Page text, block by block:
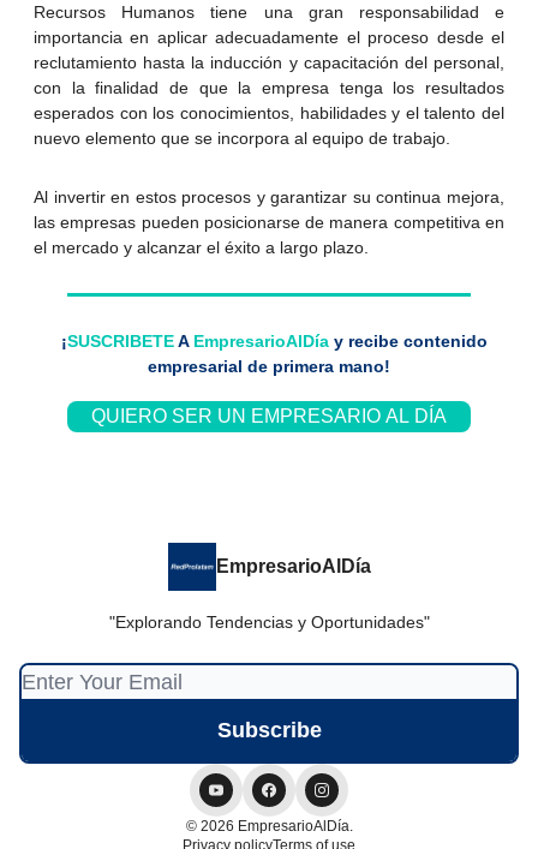
Recursos Humanos tiene una gran responsabilidad e
importancia en aplicar adecuadamente el proceso desde el
reclutamiento hasta la inducción y capacitación del personal,
con la finalidad de que la empresa tenga los resultados
esperados con los conocimientos, habilidades y el talento del
nuevo elemento que se incorpora al equipo de trabajo.
Al invertir en estos procesos y garantizar su continua mejora,
las empresas pueden posicionarse de manera competitiva en
el mercado y alcanzar el éxito a largo plazo.
¡SUSCRIBETEA EmpresarioAlDíay recibe contenido
empresarial de primera mano!
QUIERO SER UN EMPRESARIO AL DÍA
EmpresarioAlDía
"Explorando Tendencias y Oportunidades"
© 2026 EmpresarioAlDía.